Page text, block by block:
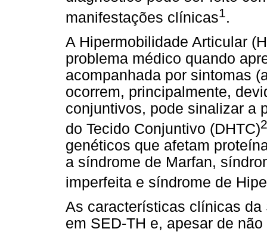
manifestações clínicas1 .
A Hipermobilidade Articular
problema médico quando
acompanhada por sintomas
ocorrem, principalmente,
conjuntivos, pode sinalizar a
do Tecido Conjuntivo (DHTC)2
genéticos que afetam
a síndrome de Marfan,
imperfeita e síndrome de
As características clínicas
em SED-TH e, apesar de